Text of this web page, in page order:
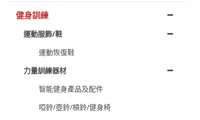
健身訓練
運動服飾/鞋
運動恢復鞋
力量訓練器材
智能健身產品及配件
啞鈴/壺鈴/槓鈴/健身椅